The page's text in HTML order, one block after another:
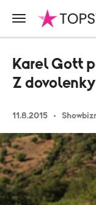
11.8.2015
Karel Gott
Z